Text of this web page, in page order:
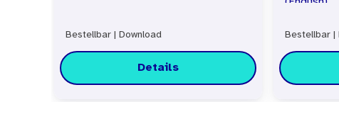
Bestellbar Download
Details
Bestellbar